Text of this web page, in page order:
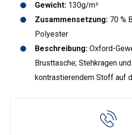
Gewicht: 130g/m²
Zusammensetzung: 70 %
Polyester
Beschreibung: Oxford-
Brusttasche; Stehkragen
kontrastierendem Stoff auf